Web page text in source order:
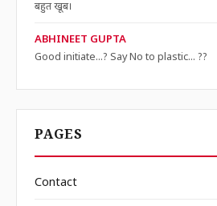
बहुत खूब।
ABHINEET GUPTA
Good initiate...? Say No to plastic... ??
PAGES
Contact